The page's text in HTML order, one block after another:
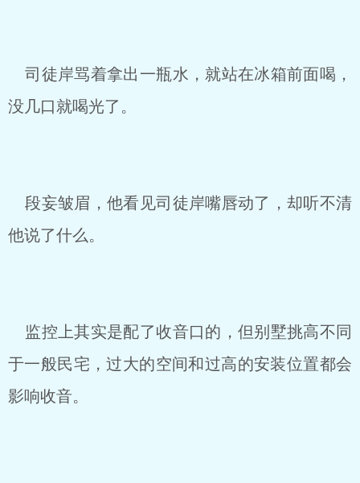
司徒岸骂着拿出一瓶水，就站在冰箱前面喝，
没几口就喝光了。
段妄皱眉，他看见司徒岸嘴唇动了，却听不清
他说了什么。
监控上其实是配了收音口的，但别墅挑高不同
于一般民宅，过大的空间和过高的安装位置都会
影响收音。